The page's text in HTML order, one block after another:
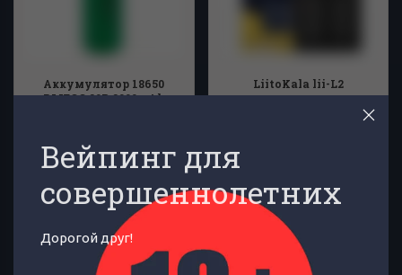
Аккумулятор 18650
DMEGC 30P 3000mAh
Доступно после регистрации
номером производителя DMEGC.
Протестированы...
Емкость аккумулятора (мАч) : 3000
Нет в наличии
LiitoKala lii-L2
универсальное зарядное
устройство с...
Вейпинг для
совершеннолетних
Дорогой друг!